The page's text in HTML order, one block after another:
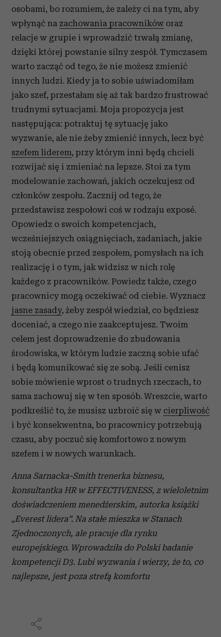
osobami, bo rozumiem, że zależy ci na tym, aby
wpłynąć na zachowania pracowników oraz
relacje w grupie i wprowadzić trwałą zmianę,
dzięki której powstanie silny zespół. Tymczasem
warto zacząć od tego, że nie możesz zmienić
innych ludzi. Kiedy ja to sobie uświadomiłam
jako szef, przestałam się aż tak bardzo frustrować
trudnymi sytuacjami. Moja propozycja jest
następująca: potraktuj tę sytuację jako
wyzwanie, ale nie żeby zmienić innych, lecz być
szefem liderem, przy którym inni będą chcieli
rozwijać się i zmieniać na lepsze. Stoi za tym
modelowanie zachowań, jakich oczekujesz od
członków zespołu. Zacznij od tego, że
przedstawisz zespołowi coś w rodzaju exposé.
Opowiedz o swoich kompetencjach,
wcześniejszych osiągnięciach, zadaniach, jakie
stoją obecnie przed zespołem, pomysłach na ich
realizację i o tym, jak widzisz w nich rolę
każdego z pracowników. Powiedz także, czego
pracownicy mogą oczekiwać od ciebie. Wyznacz
jasne zasady, żeby zespół wiedział, co będziesz
doceniać, a czego nie zaakceptujesz. Twoim
celem jest doprowadzenie do zbudowania
środowiska, w którym ludzie zaczną sobie ufać
i będą komunikować się ze sobą. Jeśli cenisz
sobie mówienie wprost o trudnych rzeczach, to
sama zachowuj się w ten sposób. Wreszcie, warto
podkreślić to, że musisz uzbroić się w cierpliwość
i być konsekwentna, bo pracownicy potrzebują
czasu, aby poczuć się komfortowo z nowym
szefem i w nowych warunkach.
Anna Sarnacka-Smith trenerka biznesu,
konsultantka HR w EFFECTIVENESS, z wieloletnim
doświadczeniem menedżerskim, autorka książki
„Everest lidera”. Na stałe mieszka w Stanach
Zjednoczonych, ale pracuje dla rynku
europejskiego. Wprowadziła do Polski badanie
kompetencji D3. Lubi wyzwania i wierzy, że to, co
najlepsze, jest poza strefą komfortu